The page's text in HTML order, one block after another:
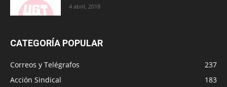
4 abril, 2018
CATEGORÍA POPULAR
Correos y Telégrafos
237
Acción Sindical
183